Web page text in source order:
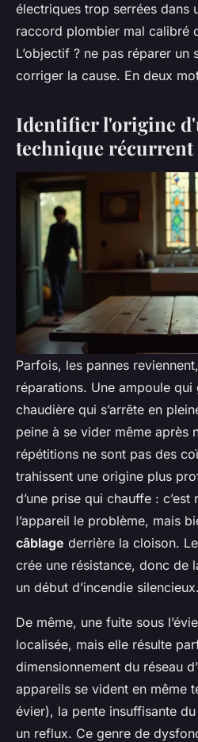
électriques trop serrées dans
raccord plombier mal calibré
L’objectif ? ne pas réparer un
corriger la cause. En deux
Identifier l'origine
technique récurrent
Parfois, les pannes
réparations. Une ampoule
chaudière qui s’arrête en
peine à se vider même après
répétitions ne sont pas des
trahissent une origine plus
d’une prise qui chauffe :
l’appareil le problème, mais
câblage derrière la cloison.
crée une résistance, donc de
un début d’incendie silencieux.
De même, une fuite sous
localisée, mais elle résulte
dimensionnement du réseau
appareils se vident en même
évier), la pente insuffisante
un reflux. Ce genre de